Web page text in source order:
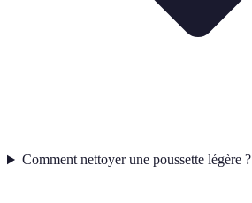
Comment nettoyer une poussette légère ?